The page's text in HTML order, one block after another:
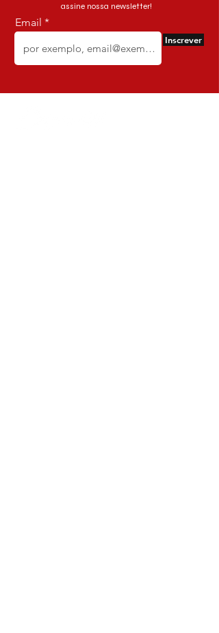
assine nossa newsletter!
Email
Inscrever